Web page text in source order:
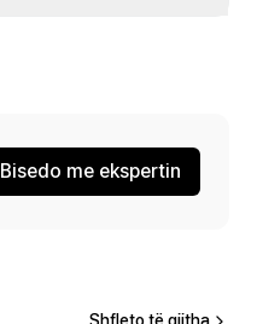
Bisedo me ekspertin